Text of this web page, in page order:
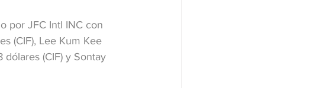
por JFC Intl INC con
(CIF), Lee Kum Kee
(CIF) y Sontay